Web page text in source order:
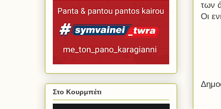
των
Οι
Στο Κουρμπέτι